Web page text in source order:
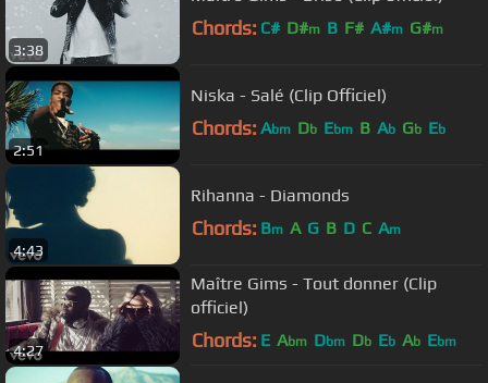
3:38
Chords: C# D#m B F# A#m G#m
2:51
Niska - Salé (Clip Officiel)
Chords: Abm Db Ebm B Ab Gb Eb
4:43
Rihanna - Diamonds
Chords: Bm A G B D C Am
4:27
Maître Gims - Tout donner (Clip
officiel)
Chords: E Abm Dbm Db Eb Ab Ebm